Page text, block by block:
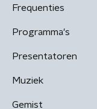
Frequenties
Programma's
Presentatoren
Muziek
Gemist